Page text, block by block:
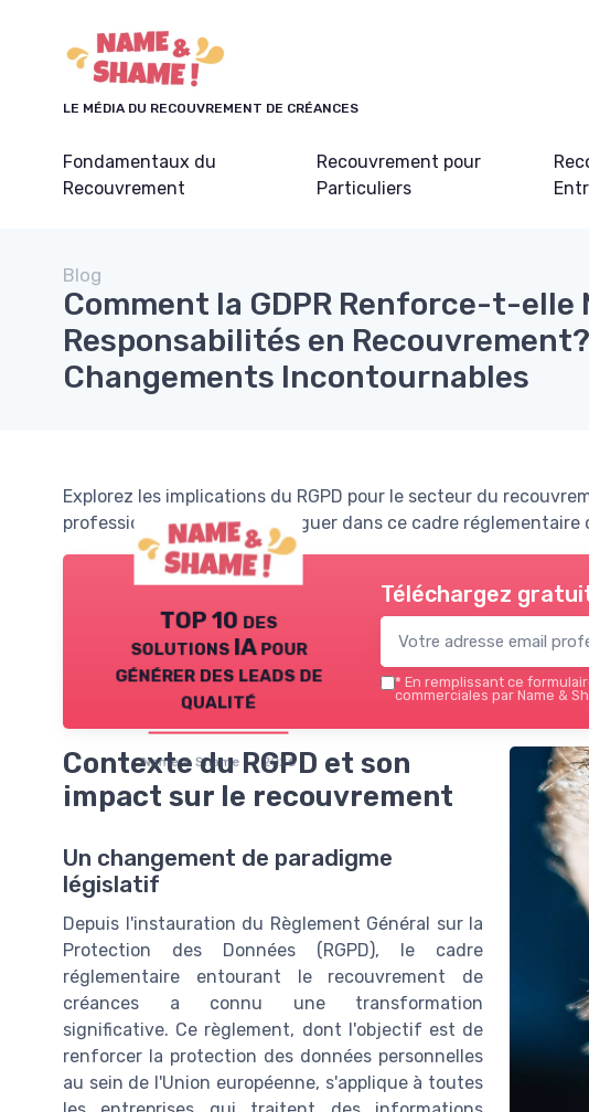
LE MÉDIA DU RECOUVREMENT DE CRÉANCES
Fondamentaux du
Recouvrement
Recouvrement pour
Particuliers
Blog
Comment la GDPR Renforce-t-elle
Responsabilités en
Changements Incontournables
Explorez les implications du RGPD pour le secteur du
professionnels peuvent naviguer dans ce cadre réglementaire
TOP 10 des
solutions IA pour
générer des leads de
qualité
Name & Shame — 2026
Téléchargez
* En remplissant ce
commerciales par Name &
Contexte du RGPD et son
impact sur le recouvrement
Un changement de paradigme
législatif
Depuis l'instauration du Règlement Général sur la
Protection des Données (RGPD), le cadre
réglementaire entourant le recouvrement de
créances a connu une transformation
significative. Ce règlement, dont l'objectif est de
renforcer la protection des données personnelles
au sein de l'Union européenne, s'applique à toutes